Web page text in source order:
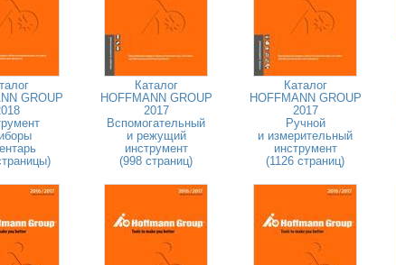
GROUP
Каталог
HOFFMANN GROUP
2017
Вспомогательный
и режущий
инструмент
(998 страниц)
Каталог
HOFFMANN GROUP
2017
Ручной
и измерительный
инструмент
(1126 страниц)